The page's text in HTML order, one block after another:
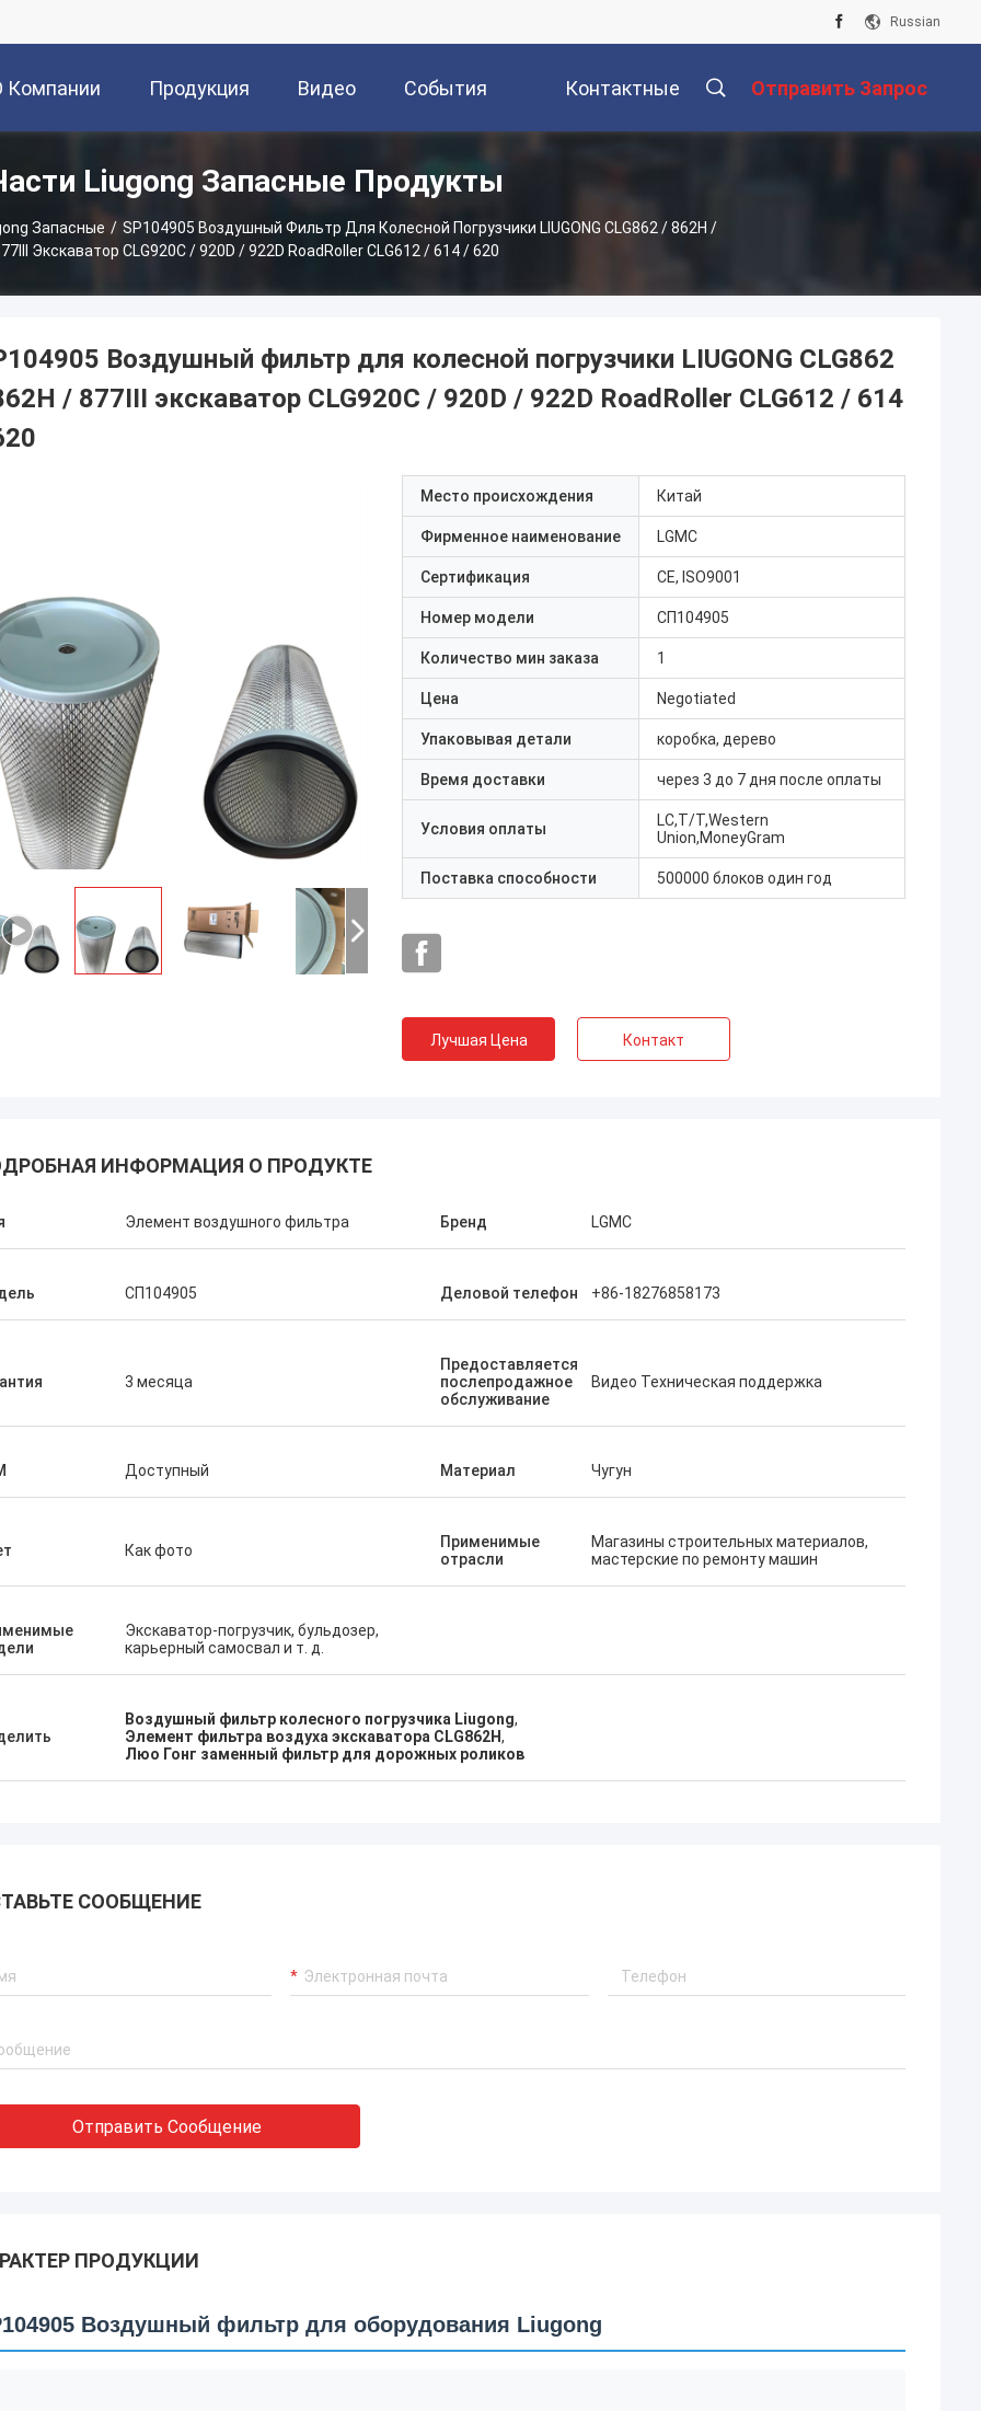
Russian
Компании Продукция Видео События Контактные Отправить Запрос
Liugong Запасные Продукты
Запасные / SP104905 Воздушный Фильтр Для Колесной Погрузчики LIUGONG CLG862 / 862H /
Экскаватор CLG920C / 920D / 922D RoadRoller CLG612 / 614 / 620
Воздушный фильтр для колесной погрузчики LIUGONG CLG862
/ 877III экскаватор CLG920C / 920D / 922D RoadRoller CLG612 / 614
Место происхождения Китай
Фирменное наименование LGMC
Сертификация CE, ISO9001
Номер модели СП104905
Количество мин заказа 1
Цена Negotiated
Упаковывая детали коробка, дерево
Время доставки через 3 до 7 дня после оплаты
Условия оплаты
LC,T/T,Western
Union,MoneyGram
Поставка способности 500000 блоков один год
Лучшая Цена Контакт
ИНФОРМАЦИЯ О ПРОДУКТЕ
Элемент воздушного фильтра Бренд LGMC
СП104905 Деловой телефон +86-18276858173
3 месяца
Предоставляется
послепродажное
обслуживание
Видео Техническая поддержка
Доступный Материал Чугун
Как фото
Применимые
отрасли
Магазины строительных материалов,
мастерские по ремонту машин
Экскаватор-погрузчик, бульдозер,
карьерный самосвал и т. д.
Воздушный фильтр колесного погрузчика Liugong,
Элемент фильтра воздуха экскаватора CLG862H,
Люо Гонг заменный фильтр для дорожных роликов
СООБЩЕНИЕ
Отправить Сообщение
ПРОДУКЦИИ
Воздушный фильтр для оборудования Liugong